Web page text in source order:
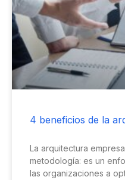
4 beneficios de la
La arquitectura
metodología: es un
las organizaciones a